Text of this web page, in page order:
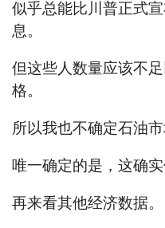
似乎总能比川普正式
息。
但这些人数量应该不
格。
所以我也不确定石油
唯一确定的是，这确实
再来看其他经济数据。